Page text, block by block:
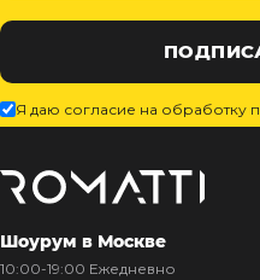
Я даю согласие на обработку
Шоурум в Москве
10:00-19:00 Ежедневно